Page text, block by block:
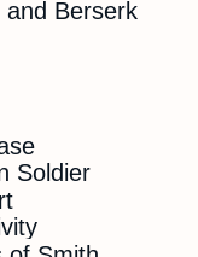
Berserk
Soldier